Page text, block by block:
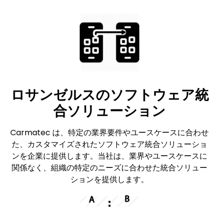
ロサンゼルスのソフトウェア統
合ソリューション
Carmatec は、特定の業界要件やユースケースに合わせ
た、カスタマイズされたソフトウェア統合ソリューショ
ンを企業に提供します。当社は、業界やユースケースに
関係なく、組織の特定のニーズに合わせた統合ソリュー
ションを提供します。